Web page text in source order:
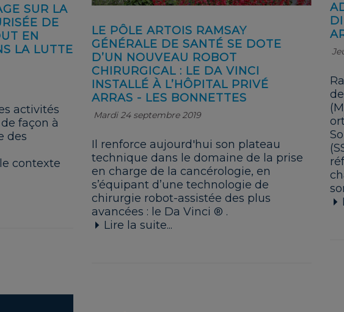
SUR LA
DE
EN
LA LUTTE
activités
façon à
des
contexte
LE PÔLE ARTOIS RAMSAY
GÉNÉRALE DE SANTÉ SE DOTE
D’UN NOUVEAU ROBOT
CHIRURGICAL : LE DA VINCI
INSTALLÉ À L’HÔPITAL PRIVÉ
ARRAS - LES BONNETTES
Mardi 24 septembre 2019
Il renforce aujourd'hui son plateau
technique dans le domaine de la prise
en charge de la cancérologie, en
s’équipant d’une technologie de
chirurgie robot-assistée des plus
avancées : le Da Vinci ® .
Lire la suite...